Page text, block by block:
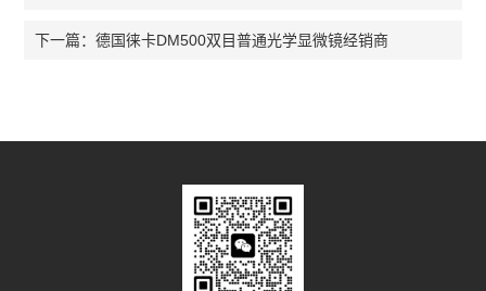
体视显微镜
查看全部 >>
下一篇：德国徕卡DM500双目普通光学显微镜经销商